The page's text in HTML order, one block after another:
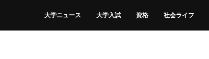
大学ニュース 大学入試 資格 社会ライフ